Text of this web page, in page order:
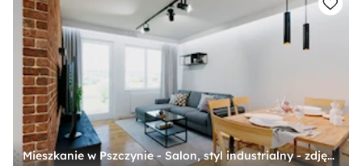
Mieszkanie w Pszczynie - Salon, styl industrialny - zdjęcie od Karolina Żaczek